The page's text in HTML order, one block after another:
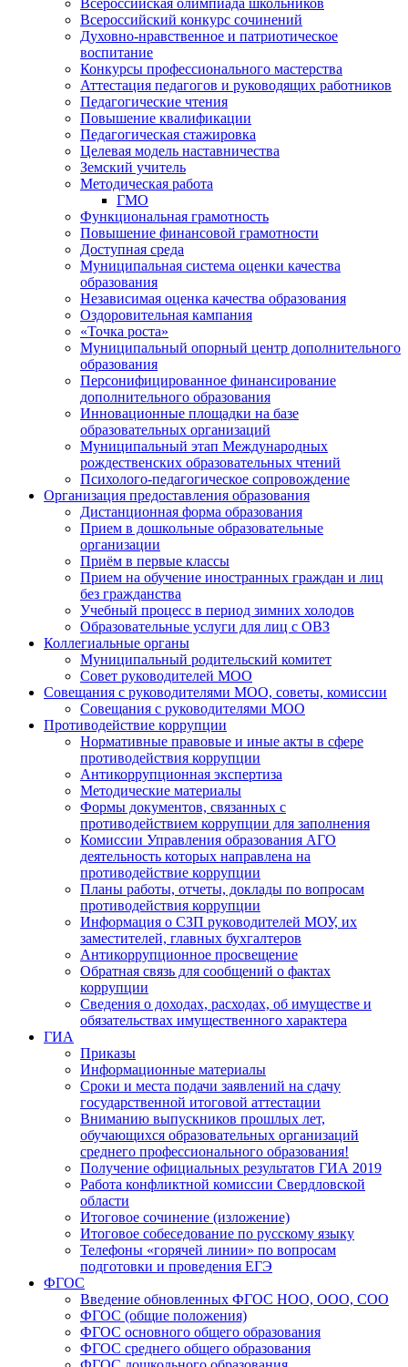
Всероссийская олимпиада школьников
Всероссийский конкурс сочинений
Духовно-нравственное и патриотическое
воспитание
Конкурсы профессионального мастерства
Аттестация педагогов и руководящих работников
Педагогические чтения
Повышение квалификации
Педагогическая стажировка
Целевая модель наставничества
Земский учитель
Методическая работа
ГМО
Функциональная грамотность
Повышение финансовой грамотности
Доступная среда
Муниципальная система оценки качества
образования
Независимая оценка качества образования
Оздоровительная кампания
«Точка роста»
Муниципальный опорный центр дополнительного
образования
Персонифицированное финансирование
дополнительного образования
Инновационные площадки на базе
образовательных организаций
Муниципальный этап Международных
рождественских образовательных чтений
Психолого-педагогическое сопровождение
Организация предоставления образования
Дистанционная форма образования
Прием в дошкольные образовательные
организации
Приём в первые классы
Прием на обучение иностранных граждан и лиц
без гражданства
Учебный процесс в период зимних холодов
Образовательные услуги для лиц с ОВЗ
Коллегиальные органы
Муниципальный родительский комитет
Совет руководителей МОО
Совещания с руководителями МОО, советы, комиссии
Совещания с руководителями МОО
Противодействие коррупции
Нормативные правовые и иные акты в сфере
противодействия коррупции
Антикоррупционная экспертиза
Методические материалы
Формы документов, связанных с
противодействием коррупции для заполнения
Комиссии Управления образования АГО
деятельность которых направлена на
противодействие коррупции
Планы работы, отчеты, доклады по вопросам
противодействия коррупции
Информация о СЗП руководителей МОУ, их
заместителей, главных бухгалтеров
Антикоррупционное просвещение
Обратная связь для сообщений о фактах
коррупции
Сведения о доходах, расходах, об имуществе и
обязательствах имущественного характера
ГИА
Приказы
Информационные материалы
Сроки и места подачи заявлений на сдачу
государственной итоговой аттестации
Вниманию выпускников прошлых лет,
обучающихся образовательных организаций
среднего профессионального образования!
Получение официальных результатов ГИА 2019
Работа конфликтной комиссии Свердловской
области
Итоговое сочинение (изложение)
Итоговое собеседование по русскому языку
Телефоны «горячей линии» по вопросам
подготовки и проведения ЕГЭ
ФГОС
Введение обновленных ФГОС НОО, ООО, СОО
ФГОС (общие положения)
ФГОС основного общего образования
ФГОС среднего общего образования